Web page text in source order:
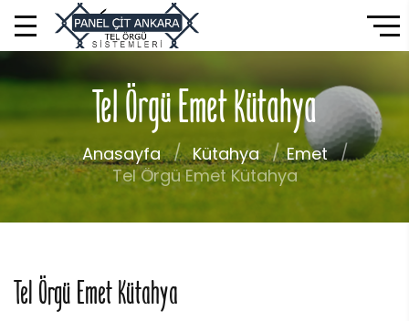
Tel Örgü Emet Kütahya
Anasayfa Kütahya
Emet
Tel Örgü Emet Kütahya
Tel Örgü Emet Kütahya